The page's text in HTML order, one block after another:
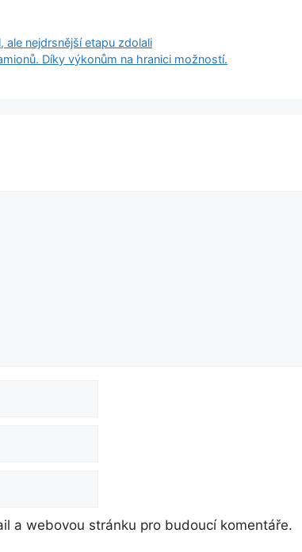
ale nejdrsnější etapu zdolali
Díky výkonům na hranici možností.
a webovou stránku pro budoucí komentáře.